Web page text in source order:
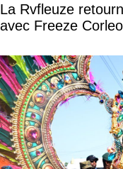
La Rvfleuze
avec Freeze